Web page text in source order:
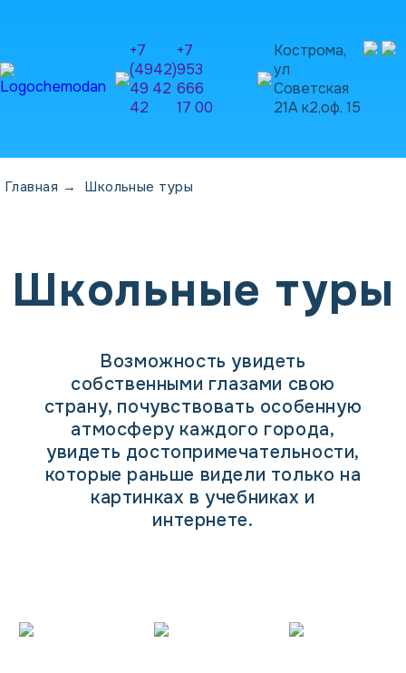
+7
(4942)
49 42
42
+7
953
666
17 00
Кострома,
ул
Советская
21А к2,оф. 15
Главная → Школьные туры
Школьные туры
Возможность увидеть
собственными глазами свою
страну, почувствовать особенную
атмосферу каждого города,
увидеть достопримечательности,
которые раньше видели только на
картинках в учебниках и
интернете.